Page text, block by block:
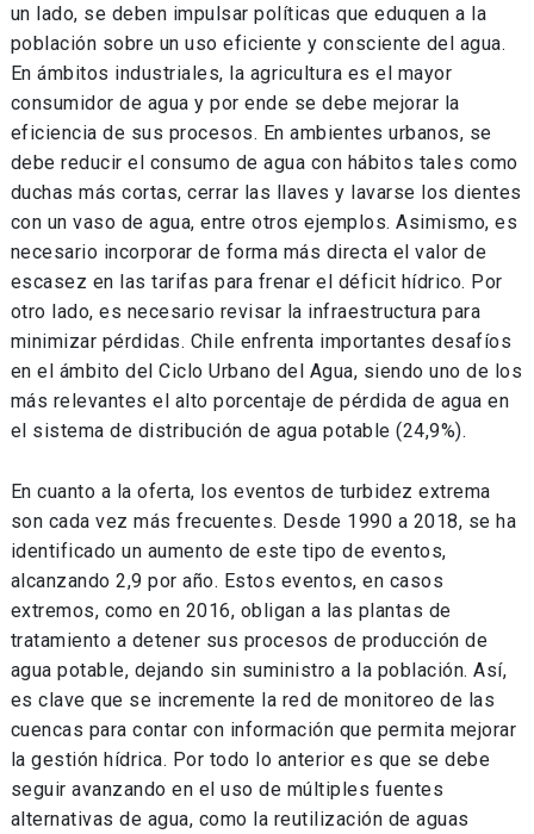
un lado, se deben impulsar políticas que eduquen a la
población sobre un uso eficiente y consciente del agua.
En ámbitos industriales, la agricultura es el mayor
consumidor de agua y por ende se debe mejorar la
eficiencia de sus procesos. En ambientes urbanos, se
debe reducir el consumo de agua con hábitos tales como
duchas más cortas, cerrar las llaves y lavarse los dientes
con un vaso de agua, entre otros ejemplos. Asimismo, es
necesario incorporar de forma más directa el valor de
escasez en las tarifas para frenar el déficit hídrico. Por
otro lado, es necesario revisar la infraestructura para
minimizar pérdidas. Chile enfrenta importantes desafíos
en el ámbito del Ciclo Urbano del Agua, siendo uno de los
más relevantes el alto porcentaje de pérdida de agua en
el sistema de distribución de agua potable (24,9%).
En cuanto a la oferta, los eventos de turbidez extrema
son cada vez más frecuentes. Desde 1990 a 2018, se ha
identificado un aumento de este tipo de eventos,
alcanzando 2,9 por año. Estos eventos, en casos
extremos, como en 2016, obligan a las plantas de
tratamiento a detener sus procesos de producción de
agua potable, dejando sin suministro a la población. Así,
es clave que se incremente la red de monitoreo de las
cuencas para contar con información que permita mejorar
la gestión hídrica. Por todo lo anterior es que se debe
seguir avanzando en el uso de múltiples fuentes
alternativas de agua, como la reutilización de aguas